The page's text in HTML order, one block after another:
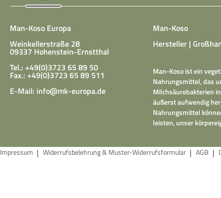
Man-Koso Europa
Weinkellerstraße 28
09337 Hohenstein-Ernstthal
Tel.: +49(0)3723 65 89 50
Fax.: +49(0)3723 65 89 511
E-Mail: info@mk-europa.de
Man-Koso
Hersteller |
Man-Koso ist ein
Nahrungsmittel, das
Milchsäurebakterien
äußerst aufwendig
Nahrungsmittel
leisten, unser
Impressum Widerrufsbelehrung & Muster-Widerrufsformular AGB